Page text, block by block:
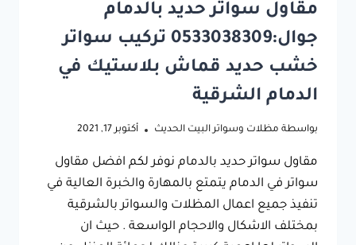
مقاول سواتر حديد بالدمام
جوال:0533038309 تركيب سواتر
خشب حديد قماش بلاستيك في
الدمام الشرقية
بواسطة مظلات وسواتر البيت الحديث أكتوبر 17, 2021
مقاول سواتر حديد بالدمام نوفر لكم افضل مقاول
سواتر في الدمام يتمتع بالمهارة والخبرة العالية في
تنفيذ جميع اعمال المظلات والسواتر بالشرقية
بمختلف الاشكال والاحجام الواسعة . حيث ان